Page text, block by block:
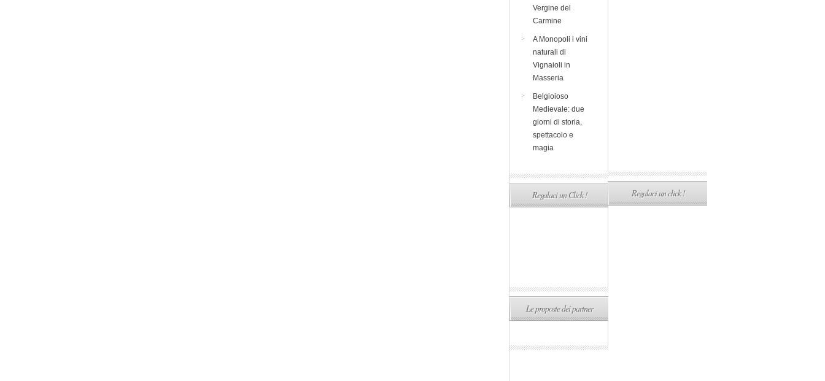
Vergine del
Carmine
A Monopoli i vini
naturali di
Vignaioli in
Masseria
Belgioioso
Medievale: due
giorni di storia,
spettacolo e
magia
Regalaci un Click !
Le proposte dei partner
Regalaci un click !